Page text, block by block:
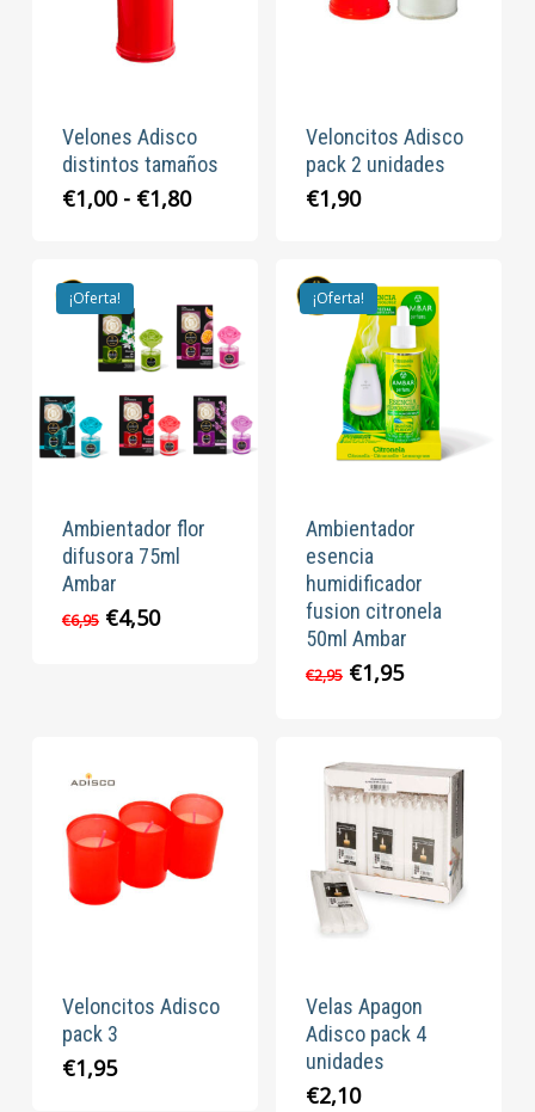
Velones Adisco
distintos tamaños
€1,00 - €1,80Rango
€1,00
hasta
€1,80
Veloncitos Adisco
pack 2 unidades
€1,90
¡Oferta!
Ambientador flor
difusora 75ml
Ambar
€6,95 El
€4,50El
¡Oferta!
Ambientador
esencia
humidificador
fusion citronela
50ml Ambar
€2,95 El
€2,95.
€1,95El
€1,95.
Veloncitos Adisco
pack 3
€1,95
Velas Apagon
Adisco pack 4
unidades
€2,10